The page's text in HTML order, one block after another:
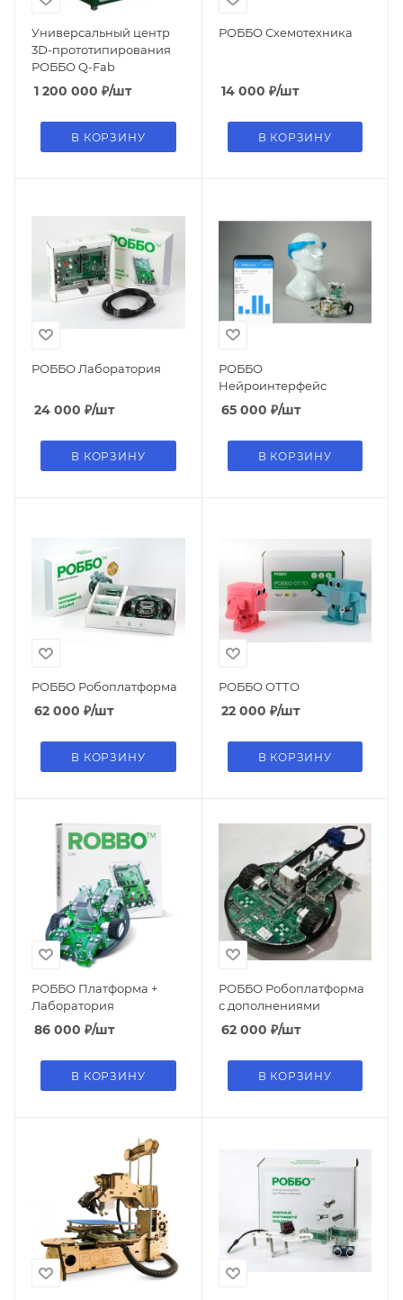
Универсальный центр
3D-прототипирования
РОББО Q-Fab
1 200 000 ₽/шт
В КОРЗИНУ
РОББО Схемотехника
14 000 ₽/шт
В КОРЗИНУ
РОББО Лаборатория
24 000 ₽/шт
В КОРЗИНУ
РОББО
Нейроинтерфейс
65 000 ₽/шт
В КОРЗИНУ
РОББО Робоплатформа
62 000 ₽/шт
В КОРЗИНУ
РОББО ОТТО
22 000 ₽/шт
В КОРЗИНУ
РОББО Платформа +
Лаборатория
86 000 ₽/шт
В КОРЗИНУ
РОББО Робоплатформа
с дополнениями
62 000 ₽/шт
В КОРЗИНУ